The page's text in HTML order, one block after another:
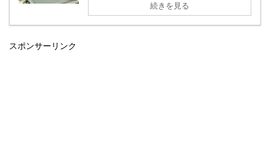
続きを見る
スポンサーリンク